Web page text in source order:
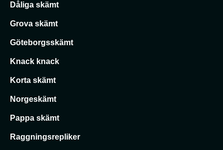
Dåliga skämt
Grova skämt
Göteborgsskämt
Knack knack
Korta skämt
Norgeskämt
Pappa skämt
Raggningsrepliker